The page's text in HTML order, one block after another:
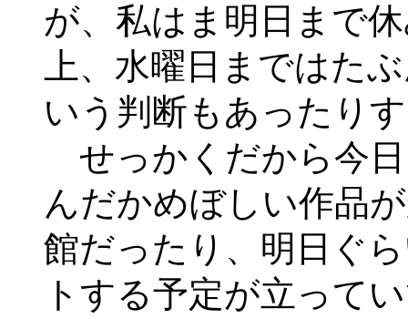
が、私はま明日まで
上、水曜日まではた
いう判断もあったり
せっかくだから今
んだかめぼしい作品
館だったり、明日ぐ
トする予定が立って